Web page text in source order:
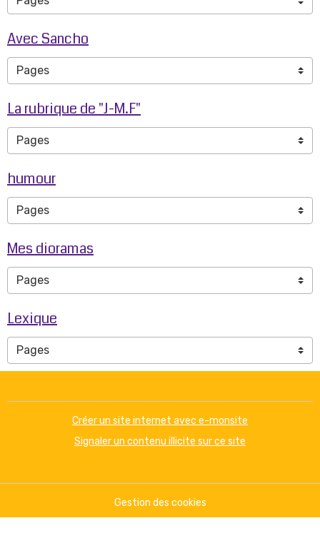
Avec Sancho
La rubrique de "J-M.F"
humour
Mes dioramas
Lexique
Créer un site internet avec e-monsite
Signaler un contenu illicite sur ce site
Gestion des cookies